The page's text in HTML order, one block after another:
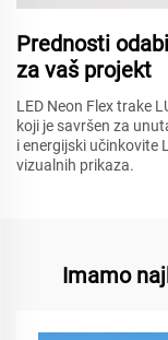
Prednosti
za vaš projekt
LED Neon Flex trake
koji je savršen za
i energijski učinkovite
vizualnih prikaza.
Imamo